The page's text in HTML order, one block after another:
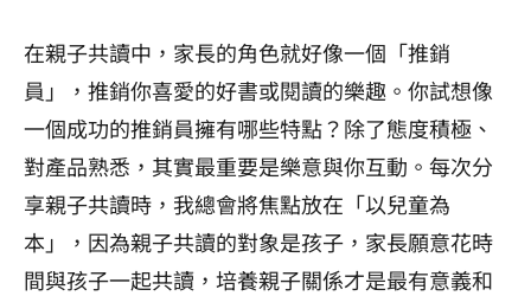
在親子共讀中，家長的角色就好像一個「推銷
員」，推銷你喜愛的好書或閱讀的樂趣。你試想像
一個成功的推銷員擁有哪些特點？除了態度積極、
對產品熟悉，其實最重要是樂意與你互動。每次分
享親子共讀時，我總會將焦點放在「以兒童為
本」，因為親子共讀的對象是孩子，家長願意花時
間與孩子一起共讀，培養親子關係才是最有意義和